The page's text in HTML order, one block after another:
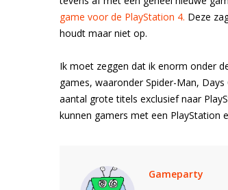
game voor de PlayStation 4. Deze
houdt maar niet op.
Ik moet zeggen dat ik enorm onder
games, waaronder Spider-Man,
aantal grote titels exclusief naar
kunnen gamers met een PlayStation
Gameparty